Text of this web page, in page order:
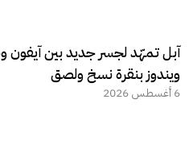
آبل تمهّد لجسر جديد بين
ويندوز بنقرة نسخ ولصق
6 أغسطس 2026